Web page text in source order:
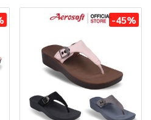
-45%